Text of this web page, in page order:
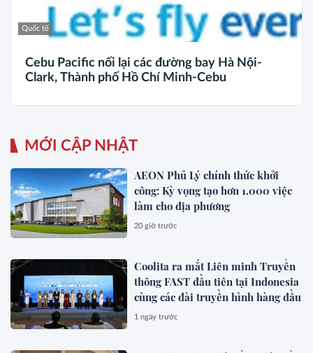
Quốc tế
Cebu Pacific nối lại các đường bay Hà Nội-
Clark, Thành phố Hồ Chí Minh-Cebu
MỚI CẬP NHẬT
AEON Phủ Lý chính thức khởi
công: Kỳ vọng tạo hơn 1.000 việc
làm cho địa phương
20 giờ trước
Coolita ra mắt Liên minh Truyền
thông FAST đầu tiên tại Indonesia
cùng các đài truyền hình hàng đầu
1 ngày trước